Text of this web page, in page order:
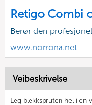
Retigo Combi
Berør den
www.norrona.net
Veibeskrivelse
Leg blekkspruten hel i en